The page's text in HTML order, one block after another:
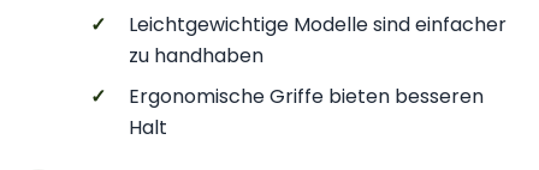
✓
Leichtgewichtige Modelle sind einfacher
zu handhaben
✓
Ergonomische Griffe bieten besseren
Halt